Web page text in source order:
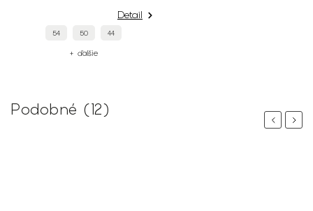
Detail
54 50 44
+ ďalšie
Podobné (12)
PreviousNext